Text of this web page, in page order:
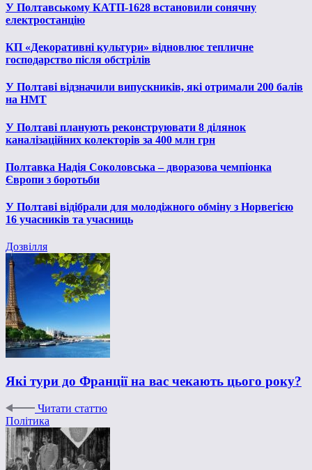
У Полтавському КАТП-1628 встановили сонячну
електростанцію
КП «Декоративні культури» відновлює тепличне
господарство після обстрілів
У Полтаві відзначили випускників, які отримали 200 балів
на НМТ
У Полтаві планують реконструювати 8 ділянок
каналізаційних колекторів за 400 млн грн
Полтавка Надія Соколовська – дворазова чемпіонка
Європи з боротьби
У Полтаві відібрали для молодіжного обміну з Норвегією
16 учасників та учасниць
Дозвілля
Які тури до Франції на вас чекають цього року?
Читати статтю
Політика